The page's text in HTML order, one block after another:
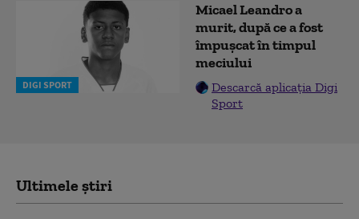
DIGI SPORT
Micael Leandro a
murit, după ce a fost
împușcat în timpul
meciului
Descarcă aplicația Digi
Sport
Ultimele știri